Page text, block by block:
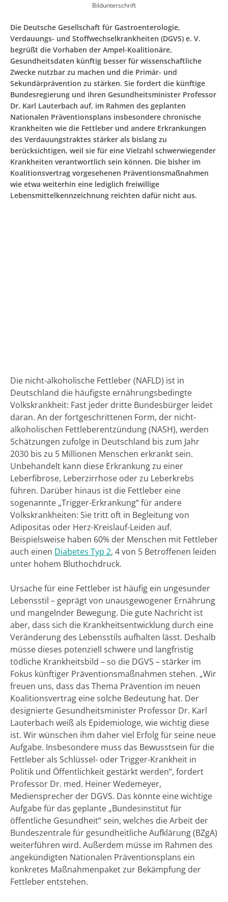
Bildunterschrift
Die Deutsche Gesellschaft für Gastroenterologie,
Verdauungs- und Stoffwechselkrankheiten (DGVS) e. V.
begrüßt die Vorhaben der Ampel-Koalitionäre,
Gesundheitsdaten künftig besser für wissenschaftliche
Zwecke nutzbar zu machen und die Primär- und
Sekundärprävention zu stärken. Sie fordert die künftige
Bundesregierung und ihren Gesundheitsminister Professor
Dr. Karl Lauterbach auf, im Rahmen des geplanten
Nationalen Präventionsplans insbesondere chronische
Krankheiten wie die Fettleber und andere Erkrankungen
des Verdauungstraktes stärker als bislang zu
berücksichtigen, weil sie für eine Vielzahl schwerwiegender
Krankheiten verantwortlich sein können. Die bisher im
Koalitionsvertrag vorgesehenen Präventionsmaßnahmen
wie etwa weiterhin eine lediglich freiwillige
Lebensmittelkennzeichnung reichten dafür nicht aus.
Die nicht-alkoholische Fettleber (NAFLD) ist in
Deutschland die häufigste ernährungsbedingte
Volkskrankheit: Fast jeder dritte Bundesbürger leidet
daran. An der fortgeschrittenen Form, der nicht-
alkoholischen Fettleberentzündung (NASH), werden
Schätzungen zufolge in Deutschland bis zum Jahr
2030 bis zu 5 Millionen Menschen erkrankt sein.
Unbehandelt kann diese Erkrankung zu einer
Leberfibrose, Leberzirrhose oder zu Leberkrebs
führen. Darüber hinaus ist die Fettleber eine
sogenannte „Trigger-Erkrankung“ für andere
Volkskrankheiten: Sie tritt oft in Begleitung von
Adipositas oder Herz-Kreislauf-Leiden auf.
Beispielsweise haben 60% der Menschen mit Fettleber
auch einen Diabetes Typ 2, 4 von 5 Betroffenen leiden
unter hohem Bluthochdruck.
Ursache für eine Fettleber ist häufig ein ungesunder
Lebensstil – geprägt von unausgewogener Ernährung
und mangelnder Bewegung. Die gute Nachricht ist
aber, dass sich die Krankheitsentwicklung durch eine
Veränderung des Lebensstils aufhalten lässt. Deshalb
müsse dieses potenziell schwere und langfristig
tödliche Krankheitsbild – so die DGVS – stärker im
Fokus künftiger Präventionsmaßnahmen stehen. „Wir
freuen uns, dass das Thema Prävention im neuen
Koalitionsvertrag eine solche Bedeutung hat. Der
designierte Gesundheitsminister Professor Dr. Karl
Lauterbach weiß als Epidemiologe, wie wichtig diese
ist. Wir wünschen ihm daher viel Erfolg für seine neue
Aufgabe. Insbesondere muss das Bewusstsein für die
Fettleber als Schlüssel- oder Trigger-Krankheit in
Politik und Öffentlichkeit gestärkt werden“, fordert
Professor Dr. med. Heiner Wedemeyer,
Mediensprecher der DGVS. Das könnte eine wichtige
Aufgabe für das geplante „Bundesinstitut für
öffentliche Gesundheit“ sein, welches die Arbeit der
Bundeszentrale für gesundheitliche Aufklärung (BZgA)
weiterführen wird. Außerdem müsse im Rahmen des
angekündigten Nationalen Präventionsplans ein
konkretes Maßnahmenpaket zur Bekämpfung der
Fettleber entstehen.